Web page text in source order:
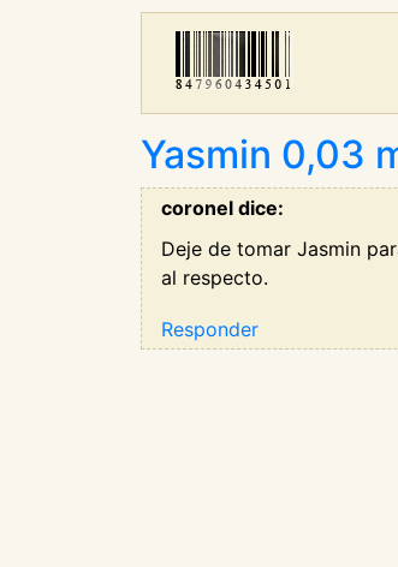
Yasmin 0,03
coronel dice:
Deje de tomar Jasmin
al respecto.
Responder